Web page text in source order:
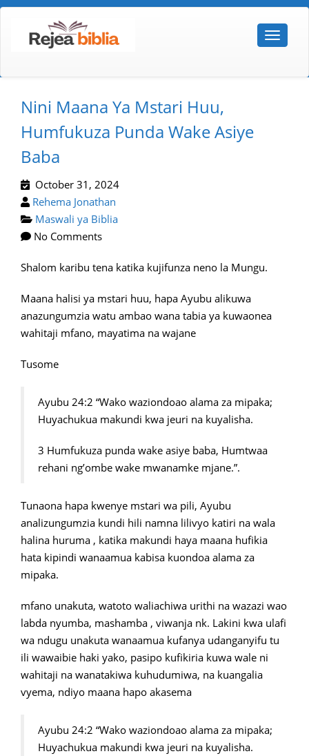
Nini Maana Ya Mstari Huu,
Humfukuza Punda Wake Asiye
Baba
October 31, 2024
Rehema Jonathan
Maswali ya Biblia
No Comments
Shalom karibu tena katika kujifunza neno la Mungu.
Maana halisi ya mstari huu, hapa Ayubu alikuwa
anazungumzia watu ambao wana tabia ya kuwaonea
wahitaji mfano, mayatima na wajane
Tusome
Ayubu 24:2 “Wako waziondoao alama za mipaka;
Huyachukua makundi kwa jeuri na kuyalisha.
3 Humfukuza punda wake asiye baba, Humtwaa
rehani ng’ombe wake mwanamke mjane.”.
Tunaona hapa kwenye mstari wa pili, Ayubu
analizungumzia kundi hili namna lilivyo katiri na wala
halina huruma , katika makundi haya maana hufikia
hata kipindi wanaamua kabisa kuondoa alama za
mipaka.
mfano unakuta, watoto waliachiwa urithi na wazazi wao
labda nyumba, mashamba , viwanja nk. Lakini kwa ulafi
wa ndugu unakuta wanaamua kufanya udanganyifu tu
ili wawaibie haki yako, pasipo kufikiria kuwa wale ni
wahitaji na wanatakiwa kuhudumiwa, na kuangalia
vyema, ndiyo maana hapo akasema
Ayubu 24:2 “Wako waziondoao alama za mipaka;
Huyachukua makundi kwa jeuri na kuyalisha.